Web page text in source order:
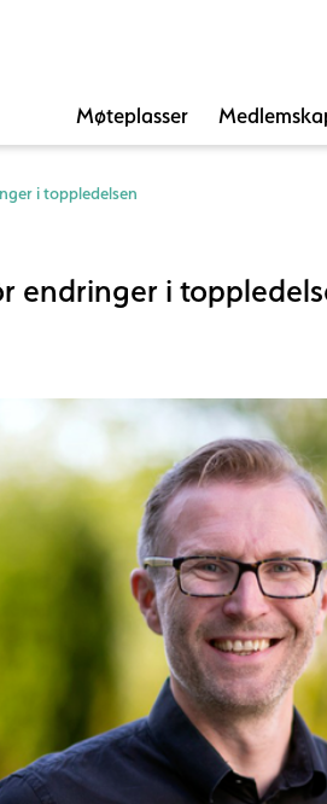
Møteplasser
i toppledelsen
endringer i